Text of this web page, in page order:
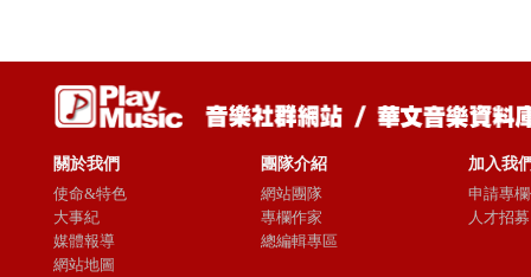
關於我們
使命&特色
大事紀
媒體報導
網站地圖
團隊介紹
網站團隊
專欄作家
總編輯專區
加入我
申請專
人才招募